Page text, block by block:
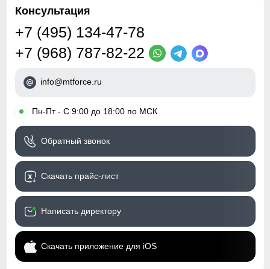
Консультация
+7 (495) 134-47-78
+7 (968) 787-82-22
info@mtforce.ru
• Пн-Пт - С 9:00 до 18:00 по МСК
Обратный звонок
Скачать прайс-лист
Написать директору
Скачать приложение для iOS